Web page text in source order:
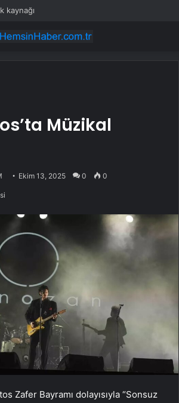
kaynağı
Müzikal
Ekim 13, 2025 0 0
Zafer Bayramı dolayısıyla “Sonsuz